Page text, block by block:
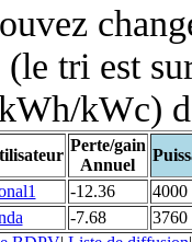
(le tri est
kWc)
Perte/gain
Annuel
-12.36
4000
-7.68
3760